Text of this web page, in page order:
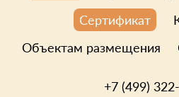
Сертификат
Объектам размещения
+7 (499)